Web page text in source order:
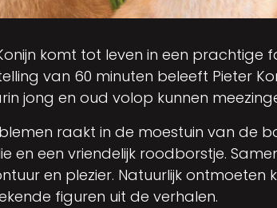
komt tot leven in een prachtige
van 60 minuten beleeft Pieter
jong en oud volop kunnen
raakt in de moestuin van de
en een vriendelijk roodborstje.
en plezier. Natuurlijk ontmoeten
figuren uit de verhalen.